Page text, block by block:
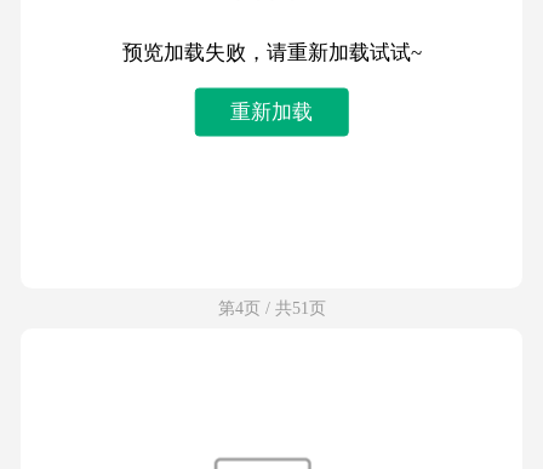
预览加载失败，请重新加载试试~
重新加载
第4页 / 共51页